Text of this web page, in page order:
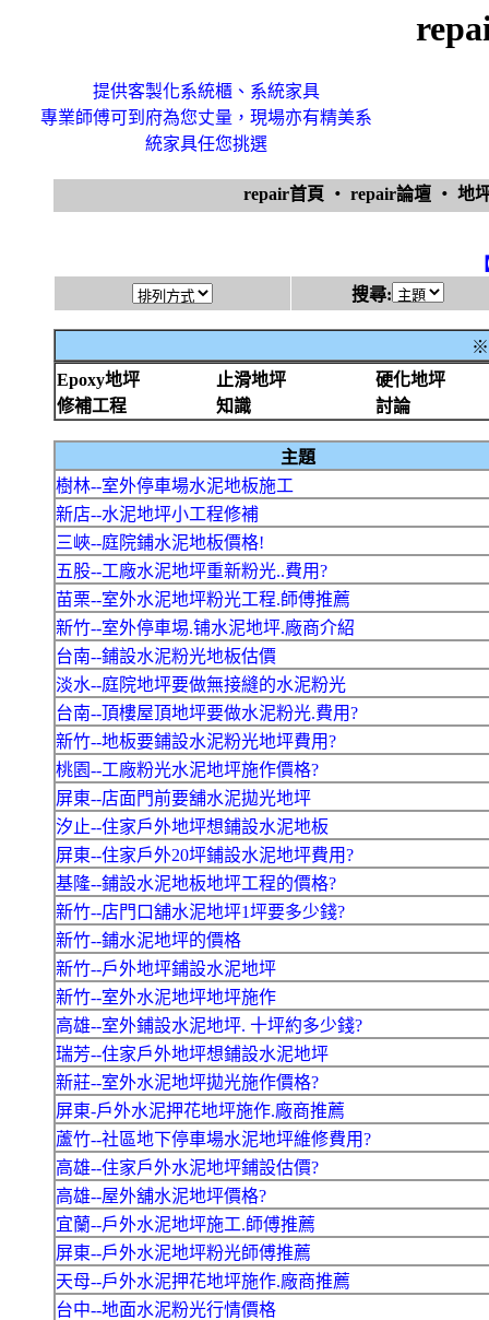
提供客製化系統櫃、系統家具
專業師傅可到府為您丈量，現場亦有精美系
統家具任您挑選
repair首頁 ‧ repair論壇 ‧ 地
搜尋:
※
Epoxy地坪
止滑地坪
硬化地坪
修補工程
知識 討論
主題
樹林--室外停車場水泥地板施工
新店--水泥地坪小工程修補
三峽--庭院鋪水泥地板價格!
五股--工廠水泥地坪重新粉光..費用?
苗栗--室外水泥地坪粉光工程.師傅推薦
新竹--室外停車埸.铺水泥地坪.廠商介紹
台南--鋪設水泥粉光地板估價
淡水--庭院地坪要做無接縫的水泥粉光
台南--頂樓屋頂地坪要做水泥粉光.費用?
新竹--地板要鋪設水泥粉光地坪費用?
桃園--工廠粉光水泥地坪施作價格?
屏東--店面門前要舖水泥拋光地坪
汐止--住家戶外地坪想鋪設水泥地板
屏東--住家戶外20坪鋪設水泥地坪費用?
基隆--鋪設水泥地板地坪工程的價格?
新竹--店門口舖水泥地坪1坪要多少錢?
新竹--鋪水泥地坪的價格
新竹--戶外地坪鋪設水泥地坪
新竹--室外水泥地坪地坪施作
高雄--室外鋪設水泥地坪. 十坪約多少錢?
瑞芳--住家戶外地坪想鋪設水泥地坪
新莊--室外水泥地坪拋光施作價格?
屏東-戶外水泥押花地坪施作.廠商推薦
蘆竹--社區地下停車場水泥地坪維修費用?
高雄--住家戶外水泥地坪鋪設估價?
高雄--屋外舖水泥地坪價格?
宜蘭--戶外水泥地坪施工.師傅推薦
屏東--戶外水泥地坪粉光師傅推薦
天母--戶外水泥押花地坪施作.廠商推薦
台中--地面水泥粉光行情價格